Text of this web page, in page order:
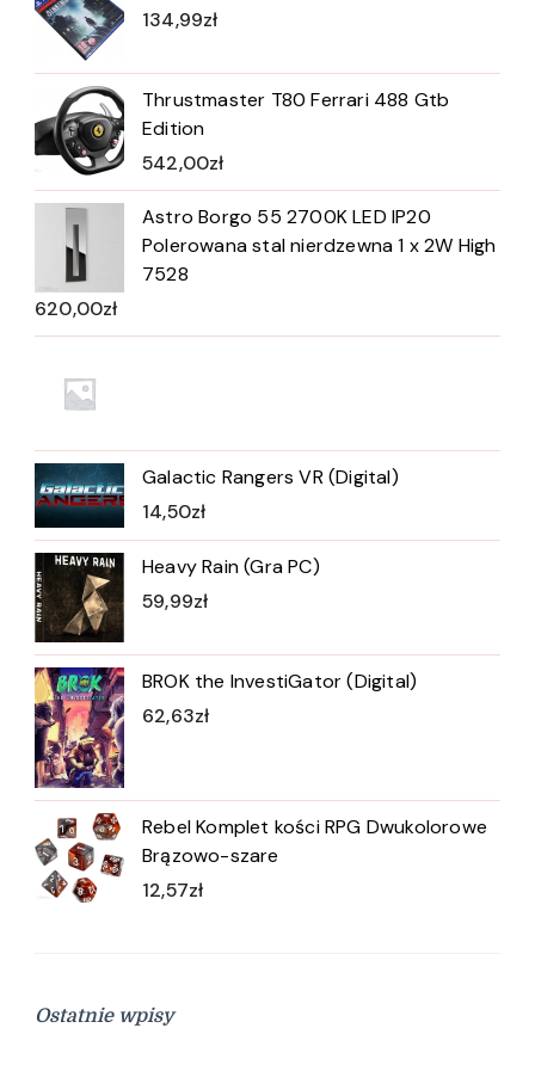
134,99zł
Thrustmaster T80 Ferrari 488 Gtb
Edition
542,00zł
Astro Borgo 55 2700K LED IP20
Polerowana stal nierdzewna 1 x 2W High
7528
620,00zł
Galactic Rangers VR (Digital)
14,50zł
Heavy Rain (Gra PC)
59,99zł
BROK the InvestiGator (Digital)
62,63zł
Rebel Komplet kości RPG Dwukolorowe
Brązowo-szare
12,57zł
Ostatnie wpisy